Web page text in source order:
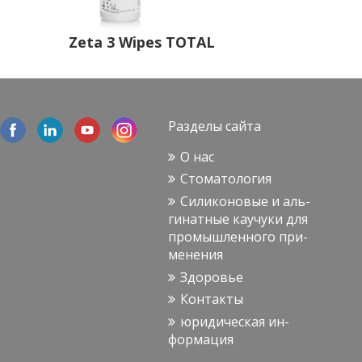
Zeta 3 Wipes TOTAL
Раз­де­лы сайта
О нас
Сто­ма­то­ло­гия
Си­ли­ко­но­вые и аль­
ги­нат­ные ка­у­чу­ки для
про­мыш­лен­но­го при­
ме­не­ния
Здо­ро­вье
Кон­так­ты
юри­ди­че­ская ин­
фор­ма­ция